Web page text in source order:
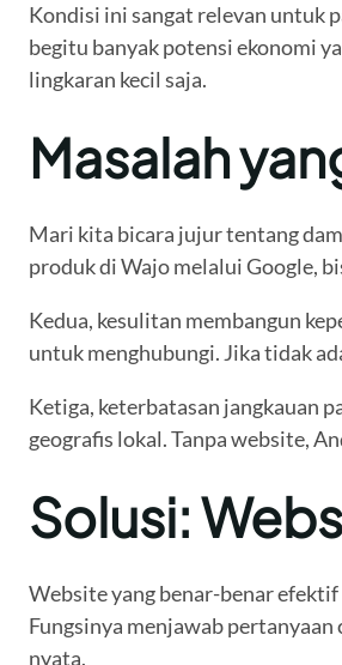
Kondisi ini sangat relevan untuk
begitu banyak potensi ekonomi
lingkaran kecil saja.
Masalah
Mari kita bicara jujur tentang
produk di Wajo melalui Google,
Kedua, kesulitan membangun
untuk menghubungi. Jika tidak
Ketiga, keterbatasan jangkauan
geografis lokal. Tanpa website,
Solusi:
Website yang benar-benar efektif
Fungsinya menjawab pertanyaan
nyata.